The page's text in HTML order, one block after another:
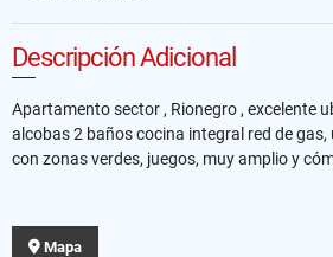
Descripción Adicional
Apartamento sector , Rionegro , excelente
alcobas 2 baños cocina integral red de
con zonas verdes, juegos, muy amplio y
Mapa